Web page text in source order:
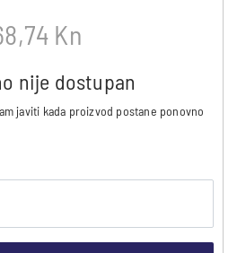
Kn
nije dostupan
javiti kada proizvod postane ponovno